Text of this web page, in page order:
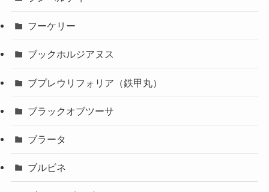
フーケリー
ブックホルジアヌス
ブプレウリフォリア（鉄甲丸）
ブラックオブツーサ
ブラータ
ブルビネ